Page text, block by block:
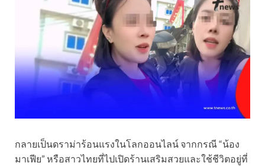
กลายเป็นดราม่าร้อนแรงในโลกออนไลน์ จากกรณี “น้อง
มาเฟีย” หรือสาวไทยที่ไปเปิดร้านเสริมสวยและใช้ชีวิตอยู่ที่